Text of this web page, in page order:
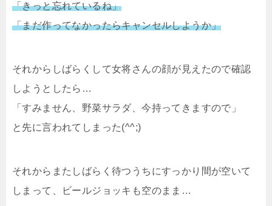
「きっと忘れているね」
「まだ作ってなかったらキャンセルしようか」
それからしばらくして女将さんの顔が見えたので確認
しようとしたら…
「すみません、野菜サラダ、今持ってきますので」
と先に言われてしまった(^^;)
それからまたしばらく待つうちにすっかり間が空いて
しまって、ビールジョッキも空のまま…